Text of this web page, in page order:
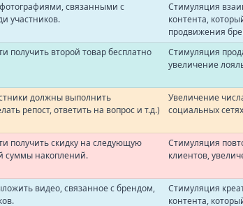
связанными с
участников.
Стимуляция
контента,
продвижения
получить второй товар бесплатно
Стимуляция
увеличение
должны выполнить
репост, ответить на вопрос и т.д.)
Увеличение
социальных
получить скидку на следующую
суммы накоплений.
Стимуляция
клиентов,
видео, связанное с брендом,
Стимуляция
контента,